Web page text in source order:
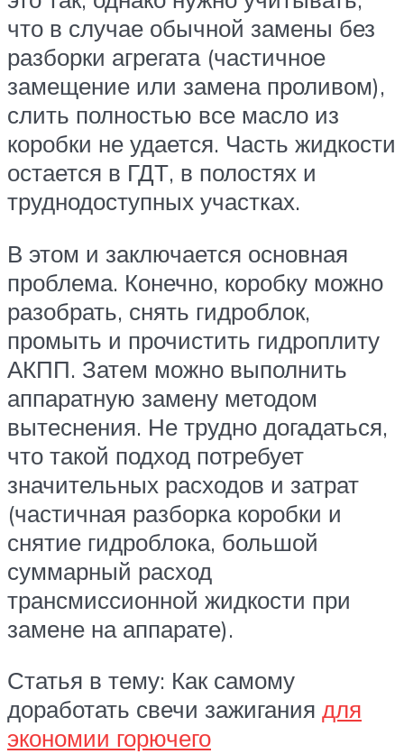
что в случае обычной замены без
разборки агрегата (частичное
замещение или замена проливом),
слить полностью все масло из
коробки не удается. Часть жидкости
остается в ГДТ, в полостях и
труднодоступных участках.
В этом и заключается основная
проблема. Конечно, коробку можно
разобрать, снять гидроблок,
промыть и прочистить гидроплиту
АКПП. Затем можно выполнить
аппаратную замену методом
вытеснения. Не трудно догадаться,
что такой подход потребует
значительных расходов и затрат
(частичная разборка коробки и
снятие гидроблока, большой
суммарный расход
трансмиссионной жидкости при
замене на аппарате).
Статья в тему: Как самому
доработать свечи зажигания для
экономии горючего